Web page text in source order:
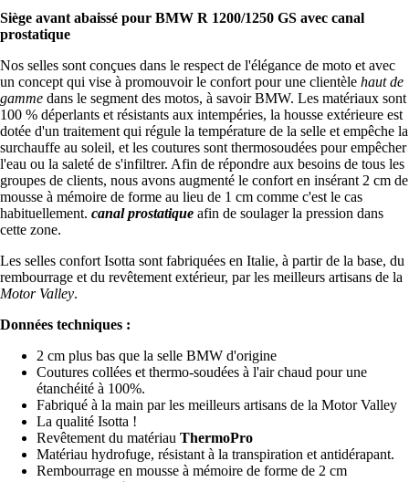
Siège avant abaissé pour BMW R 1200/1250 GS avec canal
prostatique
Nos selles sont conçues dans le respect de l'élégance de moto et avec
un concept qui vise à promouvoir le confort pour une clientèle haut de
gamme dans le segment des motos, à savoir BMW. Les matériaux sont
100 % déperlants et résistants aux intempéries, la housse extérieure est
dotée d'un traitement qui régule la température de la selle et empêche la
surchauffe au soleil, et les coutures sont thermosoudées pour empêcher
l'eau ou la saleté de s'infiltrer. Afin de répondre aux besoins de tous les
groupes de clients, nous avons augmenté le confort en insérant 2 cm de
mousse à mémoire de forme au lieu de 1 cm comme c'est le cas
habituellement. canal prostatique afin de soulager la pression dans
cette zone.
Les selles confort Isotta sont fabriquées en Italie, à partir de la base, du
rembourrage et du revêtement extérieur, par les meilleurs artisans de la
Motor Valley.
Données techniques :
2 cm plus bas que la selle BMW d'origine
Coutures collées et thermo-soudées à l'air chaud pour une
étanchéité à 100%.
Fabriqué à la main par les meilleurs artisans de la Motor Valley
La qualité Isotta !
Revêtement du matériau ThermoPro
Matériau hydrofuge, résistant à la transpiration et antidérapant.
Rembourrage en mousse à mémoire de forme de 2 cm